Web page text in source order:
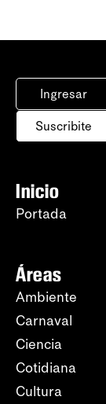
Ingresar
Suscribite
Inicio
Portada
Áreas
Ambiente
Carnaval
Ciencia
Cotidiana
Cultura